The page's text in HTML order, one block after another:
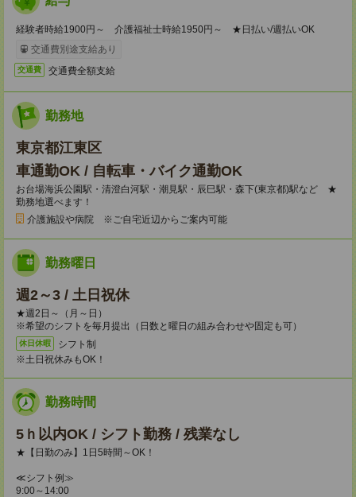
経験者時給1900円～ 介護福祉士時給1950円～ ★日払い/週払いOK
交通費別途支給あり
交通費 交通費全額支給
勤務地
東京都江東区
車通勤OK / 自転車・バイク通勤OK
お台場海浜公園駅・清澄白河駅・潮見駅・辰巳駅・森下(東京都)駅など ★
勤務地選べます！
介護施設や病院 ※ご自宅近辺からご案内可能
勤務曜日
週2～3 / 土日祝休
★週2日～（月～日）
※希望のシフトを毎月提出（日数と曜日の組み合わせや固定も可）
休日休暇
シフト制
※土日祝休みもOK！
勤務時間
5ｈ以内OK / シフト勤務 / 残業なし
★【日勤のみ】1日5時間～OK！
≪シフト例≫
9:00～14:00